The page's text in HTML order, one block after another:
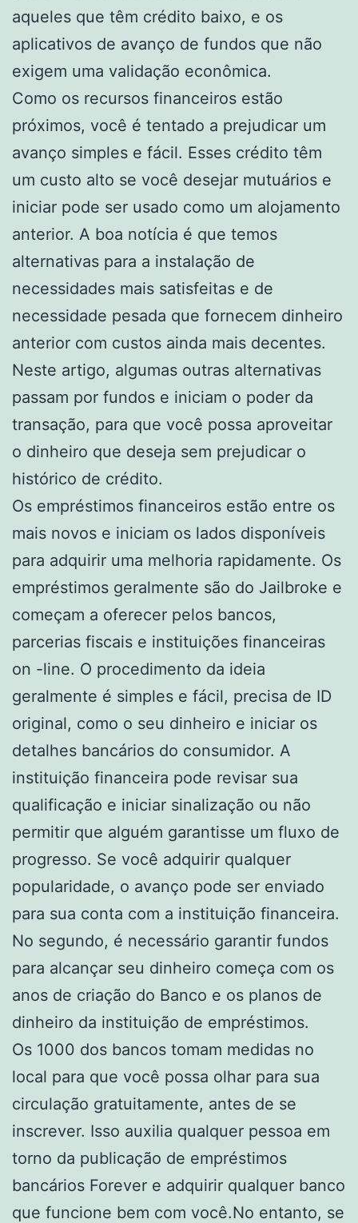
aqueles que têm crédito baixo, e os
aplicativos de avanço de fundos que não
exigem uma validação econômica.
Como os recursos financeiros estão
próximos, você é tentado a prejudicar um
avanço simples e fácil. Esses crédito têm
um custo alto se você desejar mutuários e
iniciar pode ser usado como um alojamento
anterior. A boa notícia é que temos
alternativas para a instalação de
necessidades mais satisfeitas e de
necessidade pesada que fornecem dinheiro
anterior com custos ainda mais decentes.
Neste artigo, algumas outras alternativas
passam por fundos e iniciam o poder da
transação, para que você possa aproveitar
o dinheiro que deseja sem prejudicar o
histórico de crédito.
Os empréstimos financeiros estão entre os
mais novos e iniciam os lados disponíveis
para adquirir uma melhoria rapidamente. Os
empréstimos geralmente são do Jailbroke e
começam a oferecer pelos bancos,
parcerias fiscais e instituições financeiras
on -line. O procedimento da ideia
geralmente é simples e fácil, precisa de ID
original, como o seu dinheiro e iniciar os
detalhes bancários do consumidor. A
instituição financeira pode revisar sua
qualificação e iniciar sinalização ou não
permitir que alguém garantisse um fluxo de
progresso. Se você adquirir qualquer
popularidade, o avanço pode ser enviado
para sua conta com a instituição financeira.
No segundo, é necessário garantir fundos
para alcançar seu dinheiro começa com os
anos de criação do Banco e os planos de
dinheiro da instituição de empréstimos.
Os 1000 dos bancos tomam medidas no
local para que você possa olhar para sua
circulação gratuitamente, antes de se
inscrever. Isso auxilia qualquer pessoa em
torno da publicação de empréstimos
bancários Forever e adquirir qualquer banco
que funcione bem com você.No entanto, se